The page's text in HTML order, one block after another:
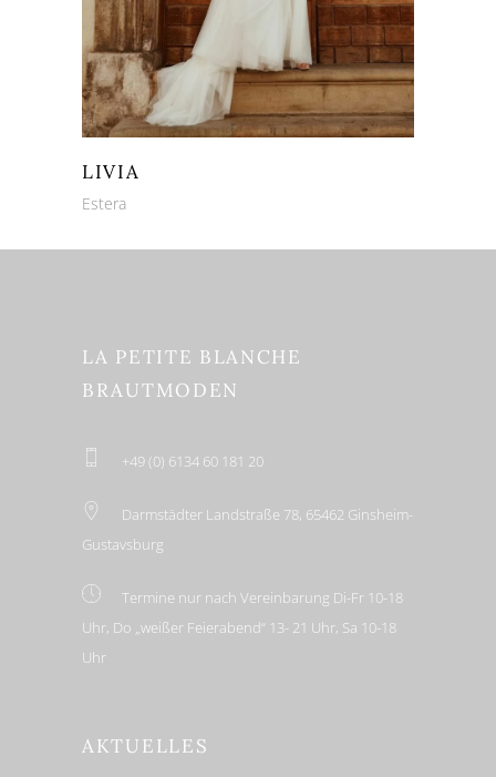
LIVIA
Estera
LA PETITE BLANCHE
BRAUTMODEN
+49 (0) 6134 60 181 20
Darmstädter Landstraße 78, 65462 Ginsheim-
Gustavsburg
Termine nur nach Vereinbarung Di-Fr 10-18
Uhr, Do „weißer Feierabend“ 13- 21 Uhr, Sa 10-18
Uhr
AKTUELLES